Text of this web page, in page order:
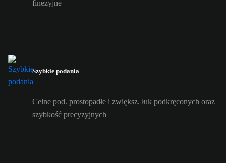
finezyjne
Szybkie podania
Celne pod. prostopadłe i zwiększ. łuk podkręconych oraz
szybkość precyzyjnych